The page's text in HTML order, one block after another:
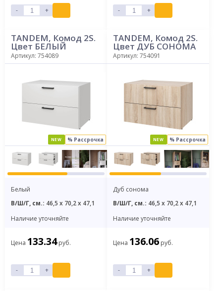
- + - +
TANDEM, Комод 2S.
Цвет БЕЛЫЙ
Артикул: 754089
NEW % Рассрочка
Белый
В/Ш/Г, см.: 46,5 x 70,2 x 47,1
Наличие уточняйте
Цена 133.34руб.
- +
TANDEM, Комод 2S.
Цвет ДУБ СОНОМА
Артикул: 754091
NEW % Рассрочка
Дуб сонома
В/Ш/Г, см.: 46,5 x 70,2 x 47,1
Наличие уточняйте
Цена 136.06 руб.
- +